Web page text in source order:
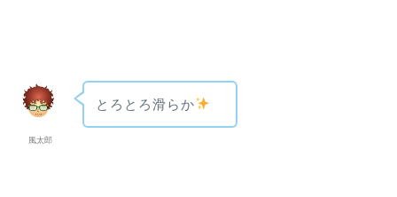
風太郎
とろとろ滑らか